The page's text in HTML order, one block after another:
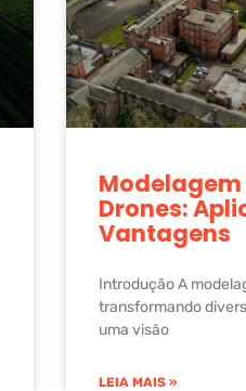
Modelagem
Drones:
Vantagens
Introdução A
transformando
uma visão
LEIA MAIS »